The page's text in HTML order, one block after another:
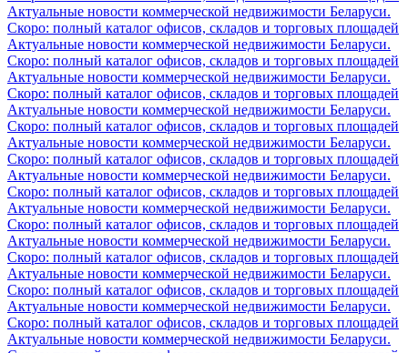
Актуальные новости коммерческой недвижимости Беларуси.
Скоро: полный каталог офисов, складов и торговых площадей
Актуальные новости коммерческой недвижимости Беларуси.
Скоро: полный каталог офисов, складов и торговых площадей
Актуальные новости коммерческой недвижимости Беларуси.
Скоро: полный каталог офисов, складов и торговых площадей
Актуальные новости коммерческой недвижимости Беларуси.
Скоро: полный каталог офисов, складов и торговых площадей
Актуальные новости коммерческой недвижимости Беларуси.
Скоро: полный каталог офисов, складов и торговых площадей
Актуальные новости коммерческой недвижимости Беларуси.
Скоро: полный каталог офисов, складов и торговых площадей
Актуальные новости коммерческой недвижимости Беларуси.
Скоро: полный каталог офисов, складов и торговых площадей
Актуальные новости коммерческой недвижимости Беларуси.
Скоро: полный каталог офисов, складов и торговых площадей
Актуальные новости коммерческой недвижимости Беларуси.
Скоро: полный каталог офисов, складов и торговых площадей
Актуальные новости коммерческой недвижимости Беларуси.
Скоро: полный каталог офисов, складов и торговых площадей
Актуальные новости коммерческой недвижимости Беларуси.